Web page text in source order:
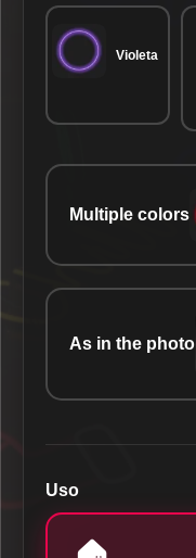
Violeta
Multiple colors
As in the photo
Uso